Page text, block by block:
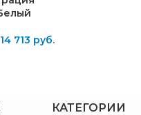
14 713 руб.
КАТЕГОРИИ